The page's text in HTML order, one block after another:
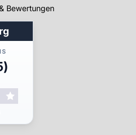
Bewertungen